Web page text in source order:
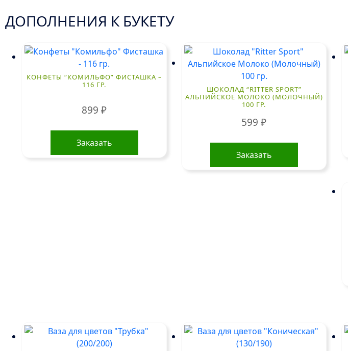
ДОПОЛНЕНИЯ К БУКЕТУ
КОНФЕТЫ “КОМИЛЬФО” ФИСТАШКА –
116 ГР.
899₽
Заказать
ШОКОЛАД “RITTER SPORT”
АЛЬПИЙСКОЕ МОЛОКО (МОЛОЧНЫЙ)
100 ГР.
599₽
Заказать